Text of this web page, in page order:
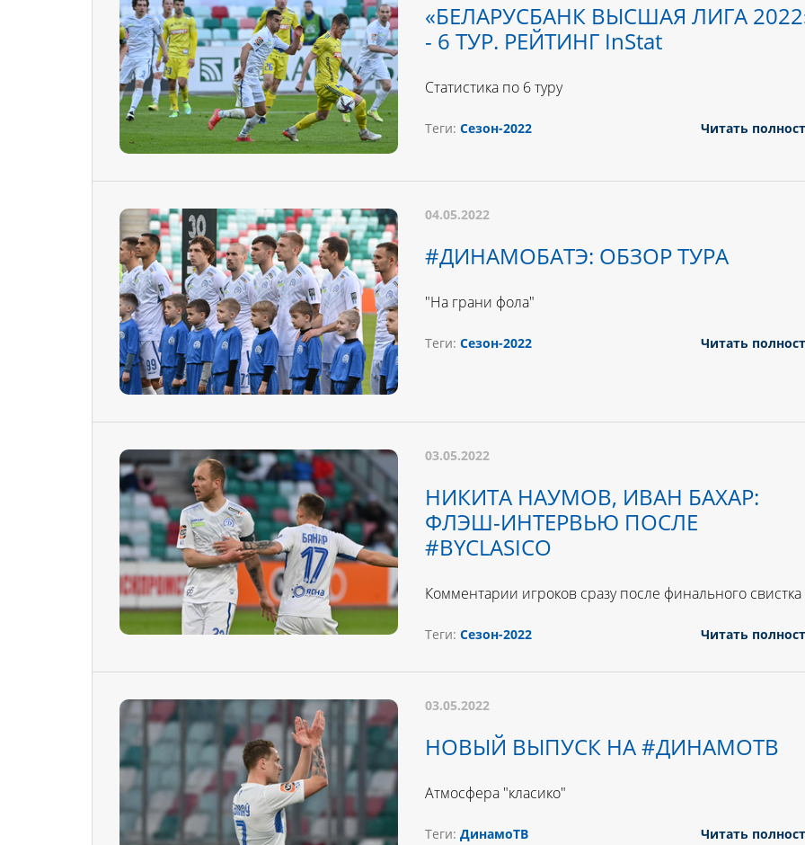
«БЕЛАРУСБАНК ВЫСШАЯ ЛИГА
- 6 ТУР. РЕЙТИНГ InStat
Статистика по 6 туру
Теги: Сезон-2022 Читать
04.05.2022
#ДИНАМОБАТЭ: ОБЗОР ТУРА
"На грани фола"
Теги: Сезон-2022 Читать
03.05.2022
НИКИТА НАУМОВ, ИВАН БАХАР:
ФЛЭШ-ИНТЕРВЬЮ ПОСЛЕ
#BYCLASICO
Комментарии игроков сразу после финального свистка
Теги: Сезон-2022 Читать
03.05.2022
НОВЫЙ ВЫПУСК НА #ДИНАМОТВ
Атмосфера "класико"
Теги: ДинамоТВ Читать